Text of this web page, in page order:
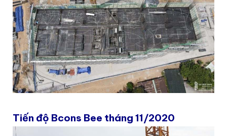
Tiến độ Bcons Bee tháng 11/2020